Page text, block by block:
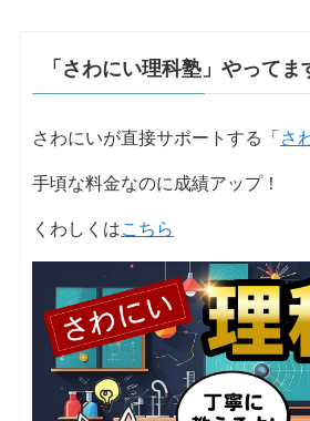
「さわにい理科塾」やってま
さわにいが直接サポートする「さ
手頃な料金なのに成績アップ！
くわしくはこちら